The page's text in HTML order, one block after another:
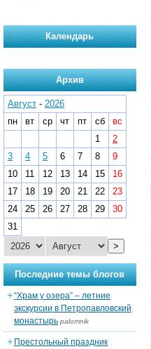
Календарь
Архив
Август - 2026
пн
вт ср чт пт сб
вс
1
2
3
4 5 6 7 8
9
10
11 12 13 14 15
16
17
18 19 20 21 22
23
24
25 26 27 28 29
30
31
>
Последние темы блогов
“Храм у озера” – летние
экскурсии в Петропавловский
монастырь palomnik
Престольный праздник